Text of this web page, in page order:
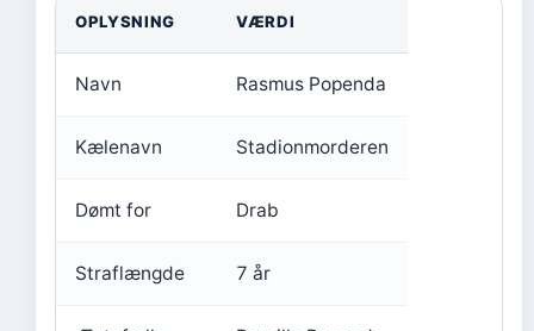
OPLYSNING VÆRDI
Navn Rasmus Popenda
Kælenavn Stadionmorderen
Dømt for Drab
Straflængde 7 år